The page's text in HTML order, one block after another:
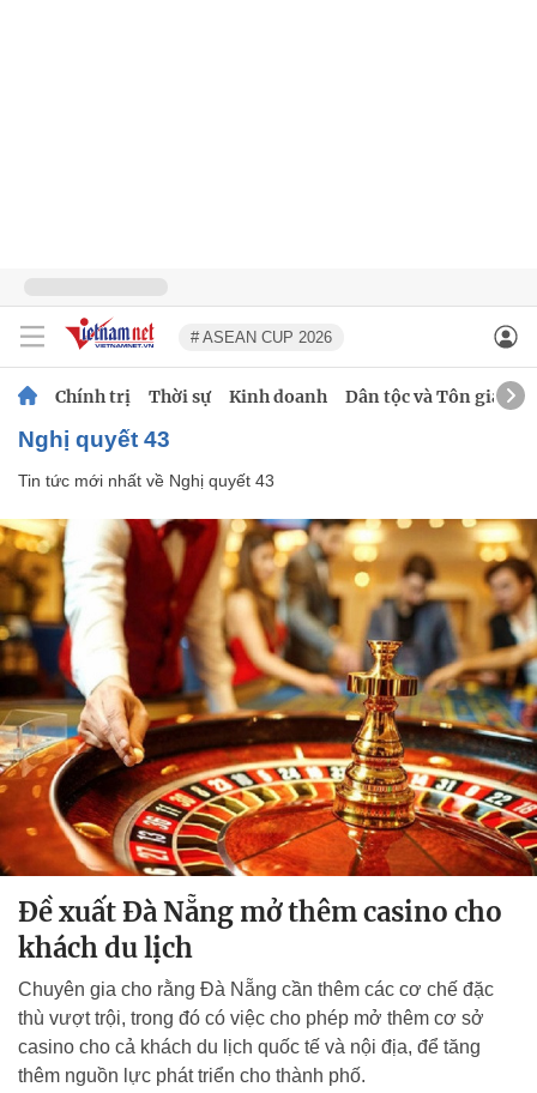
# ASEAN CUP 2026
Chính trị Thời sự Kinh doanh Dân tộc và Tôn giáo
Nghị quyết 43
Tin tức mới nhất về Nghị quyết 43
Đề xuất Đà Nẵng mở thêm casino cho
khách du lịch
Chuyên gia cho rằng Đà Nẵng cần thêm các cơ chế đặc
thù vượt trội, trong đó có việc cho phép mở thêm cơ sở
casino cho cả khách du lịch quốc tế và nội địa, để tăng
thêm nguồn lực phát triển cho thành phố.